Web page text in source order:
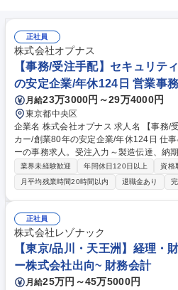
正社員
株式会社オプナス
【事務/受注手配】セキュリテ
の安定企業/年休124日 営業事務
月給23万3000円～29万4000円
東京都中央区
企業名 株式会社オプナス 求人名 【事務/受注手配】セキュリティ商品メー
カー/創業80年の安定企業/年休124日 仕事の内容 セキュリティ専門メーカ
ーの事務求人。受注入力～製造伝達、納
せ対応を担当します。営業アシスタント
接注文を受け付け、工場へ製造伝達を行います。 【具体的に
ック、データ抽出、伝票作成などの事務
伝達、納期回答まで携わります。一般的
納期管理や製造手配まで一連の工程を担
の経緯に合わせた柔軟な対応が求められ
上に人柄・人物面を最重視しております
販促へ業務の幅を広げることも可能です。 募集職種 【事務/受注手配】
キュリティ商品メーカー/創業80年の安定
業界未経験歓迎 年間休日120日以上
資格
月平均残業時間20時間以内
退職金あり
正社員
株式会社レゾナック
【東京/品川・天王洲】経理・
ー株式会社出向~ 財務会計
月給25万円～45万5000円